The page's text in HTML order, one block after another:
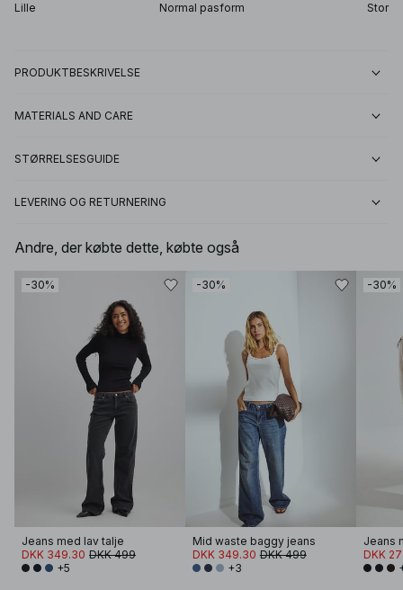
Lille Normal pasform Stor
PRODUKTBESKRIVELSE
MATERIALS AND CARE
STØRRELSESGUIDE
LEVERING OG RETURNERING
Andre, der købte dette, købte også
-30%
Jeans med lav talje
DKK 349.30 DKK 499
+5
-30%
Mid waste baggy jeans
DKK 349.30 DKK 499
+3
-30%
Jeans
DKK